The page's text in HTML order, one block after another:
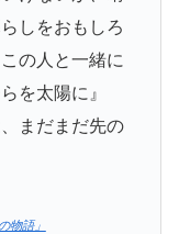
しをおもしろ
の人と一緒に
を太陽に』
まだまだ先の
物語」